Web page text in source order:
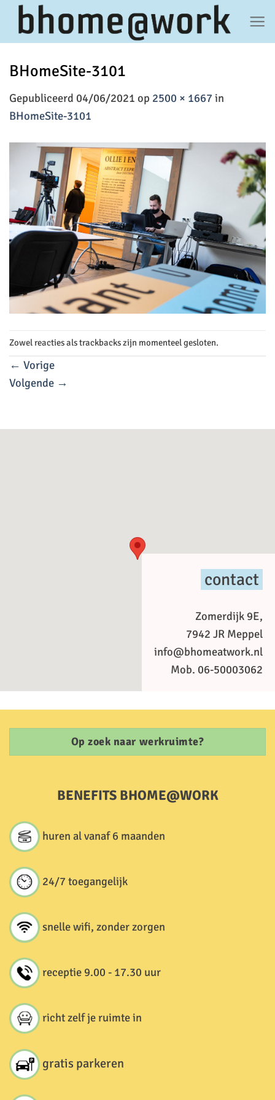
inhoud
BHomeSite-3101
Gepubliceerd 04/06/2021 op 2500 × 1667 in
BHomeSite-3101
Zowel reacties als trackbacks zijn momenteel gesloten.
← Vorige
Volgende →
contact
Zomerdijk 9E,
7942 JR Meppel
info@bhomeatwork.nl
Mob. 06-50003062
Op zoek naar werkruimte?
BENEFITS BHOME@WORK
huren al vanaf 6 maanden
24/7 toegangelijk
snelle wifi, zonder zorgen
receptie 9.00 - 17.30 uur
richt zelf je ruimte in
gratis parkeren